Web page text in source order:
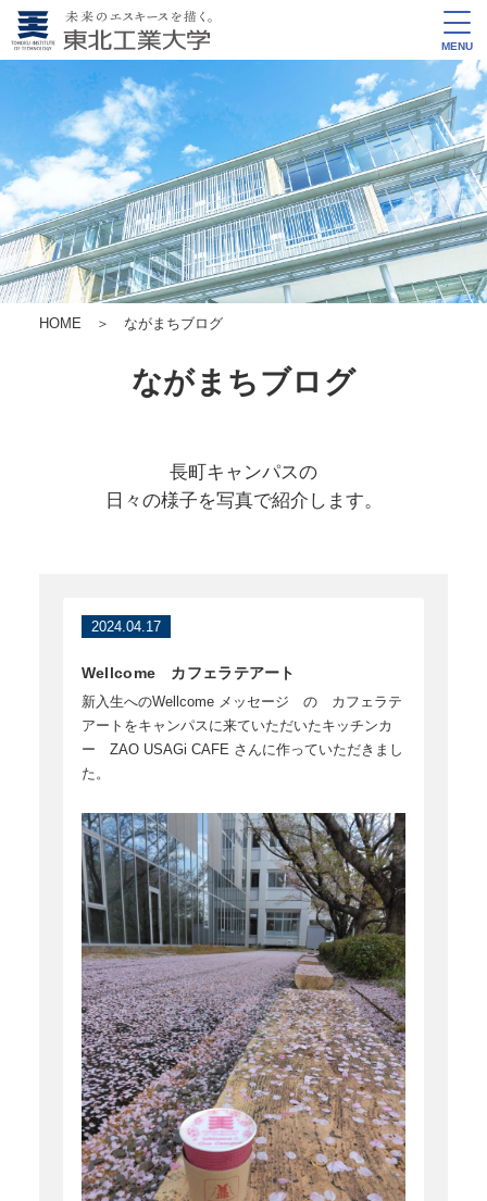
MENU
HOME ＞ ながまちブログ
ながまちブログ
長町キャンパスの
日々の様子を写真で紹介します。
2024.04.17
Wellcome カフェラテアート
新入生へのWellcome メッセージ の カフェラテ
アートをキャンパスに来ていただいたキッチンカ
ー ZAO USAGi CAFE さんに作っていただきまし
た。